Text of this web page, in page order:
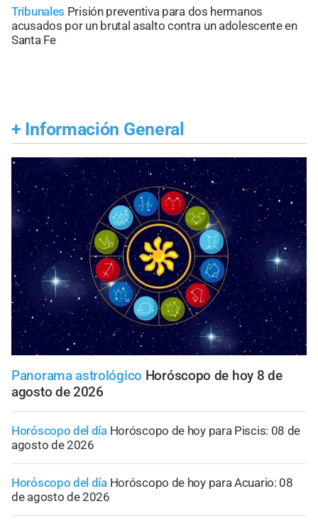
Tribunales Prisión preventiva para dos hermanos
acusados por un brutal asalto contra un adolescente en
Santa Fe
+ Información General
Panorama astrológico Horóscopo de hoy 8 de
agosto de 2026
Horóscopo del día Horóscopo de hoy para Piscis: 08 de
agosto de 2026
Horóscopo del día Horóscopo de hoy para Acuario: 08
de agosto de 2026